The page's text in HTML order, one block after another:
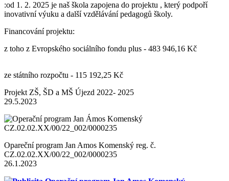
:od 1. 2. 2025 je naš škola zapojena do projektu , který podpoří
inovativní výuku a další vzdělávání pedagogů školy.
Financování projektu:
z toho z Evropského sociálního fondu plus - 483 946,16 Kč
ze státního rozpočtu - 115 192,25 Kč
Projekt ZŠ, ŠD a MŠ Újezd 2022- 2025
29.5.2023
Opareční program Jan Amos Komenský reg. č.
CZ.02.02.XX/00/22_002/0000235
26.1.2023